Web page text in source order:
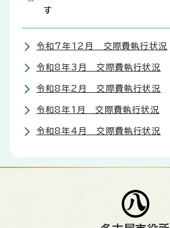
す
令和7年12月 交際費執行状況
令和8年3月 交際費執行状況
令和8年2月 交際費執行状況
令和8年1月 交際費執行状況
令和8年4月 交際費執行状況